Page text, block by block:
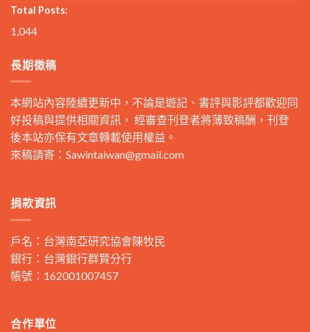
Total Posts:
1,044
長期徵稿
本網站內容陸續更新中，不論是遊記、書評與影評都歡迎同
好投稿與提供相關資訊， 經審查刊登者將薄致稿酬，刊登
後本站亦保有文章轉載使用權益。
來稿請寄： Sawintaiwan@gmail.com
捐款資訊
戶名：台灣南亞研究協會陳牧民
銀行：台灣銀行群賢分行
帳號：162001007457
合作單位